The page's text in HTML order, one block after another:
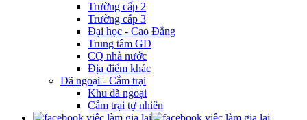
Trường cấp 2
Trường cấp 3
Đại học - Cao Đẳng
Trung tâm GD
CQ nhà nước
Địa điểm khác
Dã ngoại - Cắm trại
Khu dã ngoại
Cắm trại tự nhiên